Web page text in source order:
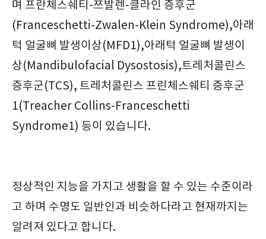
며 프란체스쉐티-쯔발렌-클라인 증후군
(Franceschetti-Zwalen-Klein Syndrome),아래
턱 얼굴뼈 발생이상(MFD1),아래턱 얼굴뼈 발생이
상(Mandibulofacial Dysostosis),트레처콜린스
증후군(TCS), 트레처콜린스 프린체스쉐티 증후군
1(Treacher Collins-Franceschetti
Syndrome1) 등이 있습니다.
정상적인 지능을 가지고 생활을 할 수 있는 수준이라
고 하며 수명도 일반인과 비슷하다라고 현재까지는
알려져 있다고 합니다.